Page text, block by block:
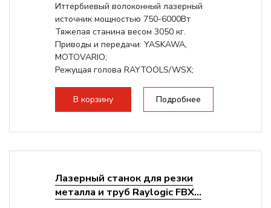
Иттербиевый волоконный лазерный
источник мощностью 750-6000Вт
Тяжелая станина весом 3050 кг.
Приводы и передачи: YASKAWA,
MOTOVARIO;
Режущая голова RAYTOOLS/WSX;
В корзину Подробнее
Лазерный станок для резки
металла и труб Raylogic FBX...